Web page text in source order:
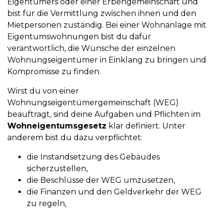
bist für die Vermittlung zwischen ihnen und den
Mietpersonen zuständig. Bei einer Wohnanlage mit
Eigentumswohnungen bist du dafür
verantwortlich, die Wünsche der einzelnen
Wohnungseigentümer in Einklang zu bringen und
Kompromisse zu finden.
Wirst du von einer
Wohnungseigentümergemeinschaft (WEG)
beauftragt, sind deine Aufgaben und Pflichten im
Wohneigentumsgesetz klar definiert. Unter
anderem bist du dazu verpflichtet:
die Instandsetzung des Gebäudes
sicherzustellen,
die Beschlüsse der WEG umzusetzen,
die Finanzen und den Geldverkehr der WEG
zu regeln,